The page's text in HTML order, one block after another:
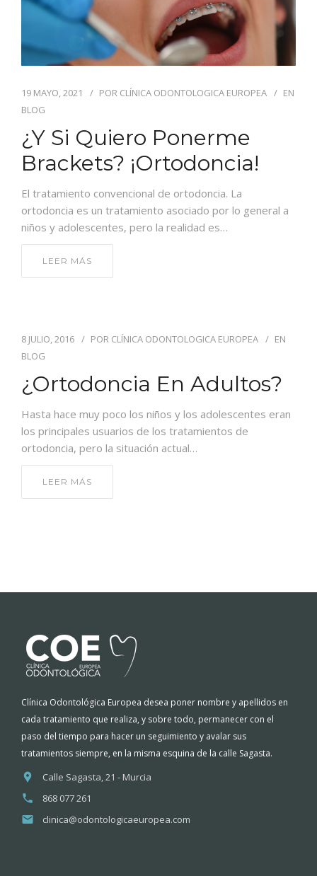
19 MAYO, 2021 POR CLÍNICA ODONTOLOGICA EUROPEA
EN
BLOG
¿Y Si Quiero Ponerme
Brackets? ¡Ortodoncia!
El tratamiento convencional de ortodoncia. La
ortodoncia es un tratamiento asociado por lo general a
niños y adolescentes, pero la realidad es…
LEER MÁS
8 JULIO, 2016 POR CLÍNICA ODONTOLOGICA EUROPEA
EN
BLOG
¿Ortodoncia En Adultos?
Hasta hace muy poco los niños y los adolescentes eran
los principales usuarios de los tratamientos de
ortodoncia, pero la situación actual…
LEER MÁS
Clínica Odontológica Europea desea poner nombre y apellidos en
cada tratamiento que realiza, y sobre todo, permanecer con el
paso del tiempo para hacer un seguimiento y avalar sus
tratamientos siempre, en la misma esquina de la calle Sagasta.
Calle Sagasta, 21 - Murcia
868 077 261
clinica@odontologicaeuropea.com